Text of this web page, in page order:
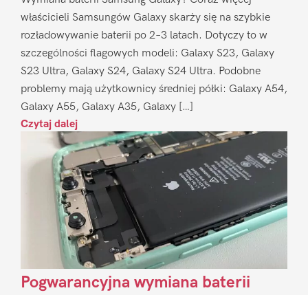
właścicieli Samsungów Galaxy skarży się na szybkie
rozładowywanie baterii po 2–3 latach. Dotyczy to w
szczególności flagowych modeli: Galaxy S23, Galaxy
S23 Ultra, Galaxy S24, Galaxy S24 Ultra. Podobne
problemy mają użytkownicy średniej półki: Galaxy A54,
Galaxy A55, Galaxy A35, Galaxy […]
Czytaj dalej
Pogwarancyjna wymiana baterii